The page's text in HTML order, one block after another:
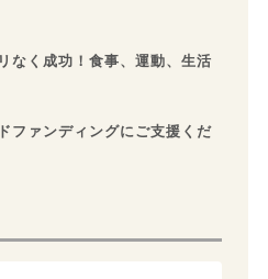
なく成功！食事、運動、生活
ファンディングにご支援くだ